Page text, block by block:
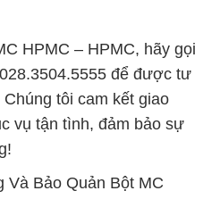
HPMC – HPMC, hãy gọi
để được tư
tôi cam kết giao
vụ tận tình, đảm bảo sự
Bảo Quản Bột MC